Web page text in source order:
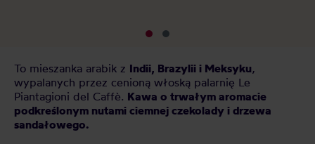
To mieszanka arabik z Indii, Brazylii i Meksyku,
wypalanych przez cenioną włoską palarnię Le
Piantagioni del Caffè. Kawa o trwałym aromacie
podkreślonym nutami ciemnej czekolady i drzewa
sandałowego.